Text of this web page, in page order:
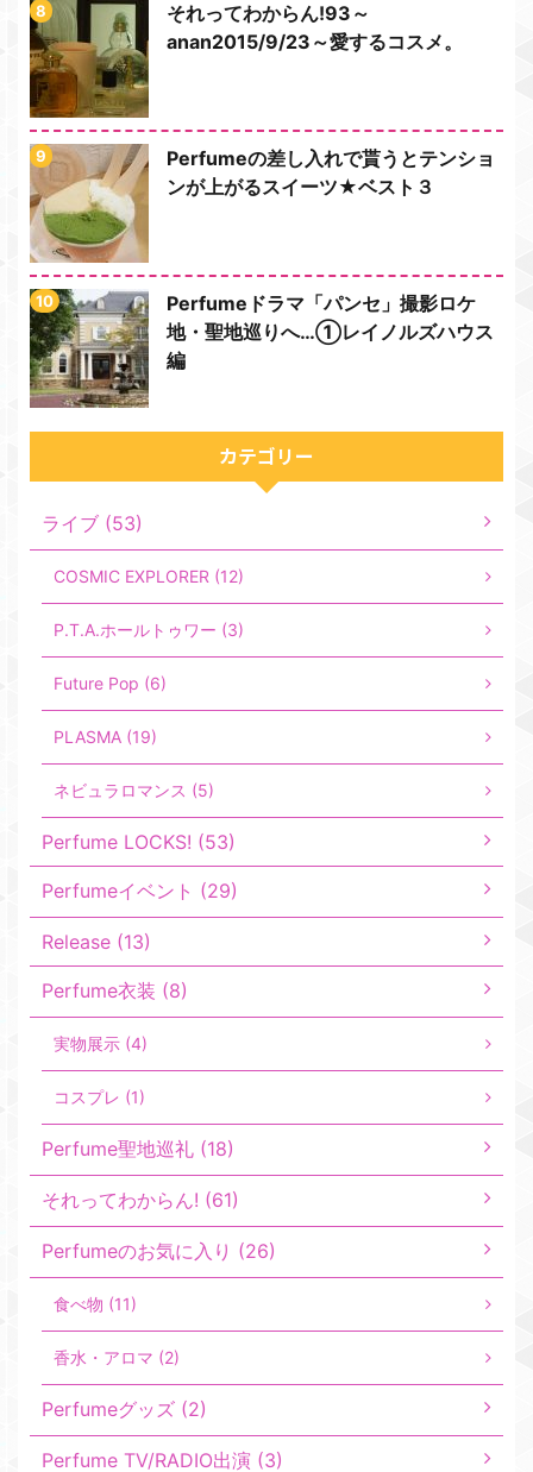
それってわからん!93～
anan2015/9/23～愛するコスメ。
Perfumeの差し入れで貰うとテンショ
ンが上がるスイーツ★ベスト３
Perfumeドラマ「パンセ」撮影ロケ
地・聖地巡りへ…①レイノルズハウス
編
カテゴリー
ライブ (53)
COSMIC EXPLORER (12)
P.T.A.ホールトゥワー (3)
Future Pop (6)
PLASMA (19)
ネビュラロマンス (5)
Perfume LOCKS! (53)
Perfumeイベント (29)
Release (13)
Perfume衣装 (8)
実物展示 (4)
コスプレ (1)
Perfume聖地巡礼 (18)
それってわからん! (61)
Perfumeのお気に入り (26)
食べ物 (11)
香水・アロマ (2)
Perfumeグッズ (2)
Perfume TV/RADIO出演 (3)